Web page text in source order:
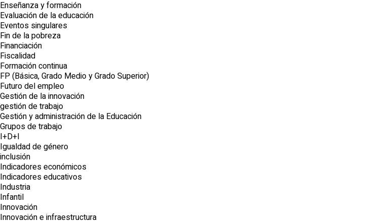
Enseñanza y formación
Evaluación de la educación
Eventos singulares
Fin de la pobreza
Financiación
Fiscalidad
Formación continua
FP (Básica, Grado Medio y Grado Superior)
Futuro del empleo
Gestión de la innovación
gestión de trabajo
Gestión y administración de la Educación
Grupos de trabajo
I+D+I
Igualdad de género
inclusión
Indicadores económicos
Indicadores educativos
Industria
Infantil
Innovación
Innovación e infraestructura